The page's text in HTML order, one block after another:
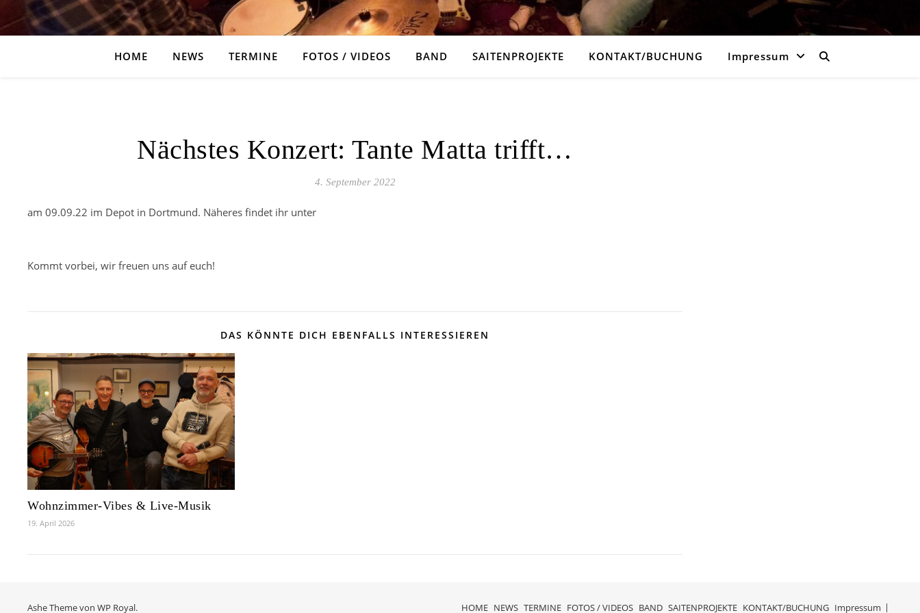
HOME NEWS TERMINE FOTOS / VIDEOS BAND SAITENPROJEKTE KONTAKT/BUCHUNG Impressum
Nächstes Konzert: Tante Matta trifft…
4. September 2022
am 09.09.22 im Depot in Dortmund. Näheres findet ihr unter
Kommt vorbei, wir freuen uns auf euch!
DAS KÖNNTE DICH EBENFALLS INTERESSIEREN
Wohnzimmer-Vibes & Live-Musik
19. April 2026
HOME NEWS TERMINE FOTOS / VIDEOS BAND SAITENPROJEKTE KONTAKT/BUCHUNG Impressum
Ashe Theme von WP Royal.